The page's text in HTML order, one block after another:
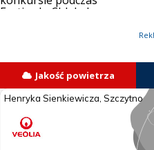
Festiwalu Chleba!
Jakość powietrza